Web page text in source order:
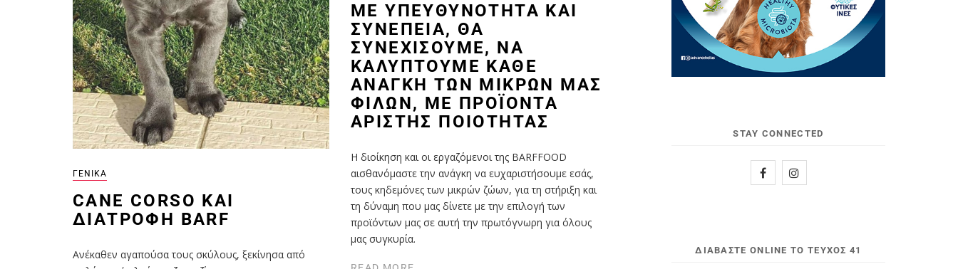
ΓΕΝΙΚΆ
CANE CORSO ΚΑΙ
ΔΙΑΤΡΟΦΉ BARF
Ανέκαθεν αγαπούσα τους σκύλους, ξεκίνησα από
MΕ ΥΠΕΥΘΥΝΌΤΗΤΑ ΚΑΙ
ΣΥΝΈΠΕΙΑ, ΘΑ
ΣΥΝΕΧΊΣΟΥΜΕ, ΝΑ
ΚΑΛΎΠΤΟΥΜΕ ΚΆΘΕ
ΑΝΆΓΚΗ ΤΩΝ ΜΙΚΡΏΝ ΜΑΣ
ΦΊΛΩΝ, ΜΕ ΠΡΟΪΌΝΤΑ
ΆΡΙΣΤΗΣ ΠΟΙΌΤΗΤΑΣ
Η διοίκηση και οι εργαζόμενοι της BARFFOOD
αισθανόμαστε την ανάγκη να ευχαριστήσουμε εσάς,
τους κηδεμόνες των μικρών ζώων, για τη στήριξη και
τη δύναμη που μας δίνετε με την επιλογή των
προϊόντων μας σε αυτή την πρωτόγνωρη για όλους
μας συγκυρία.
STAY CONNECTED
ΔΙΑΒΆΣΤΕ ONLINE ΤΟ ΤΕΎΧΟΣ 41